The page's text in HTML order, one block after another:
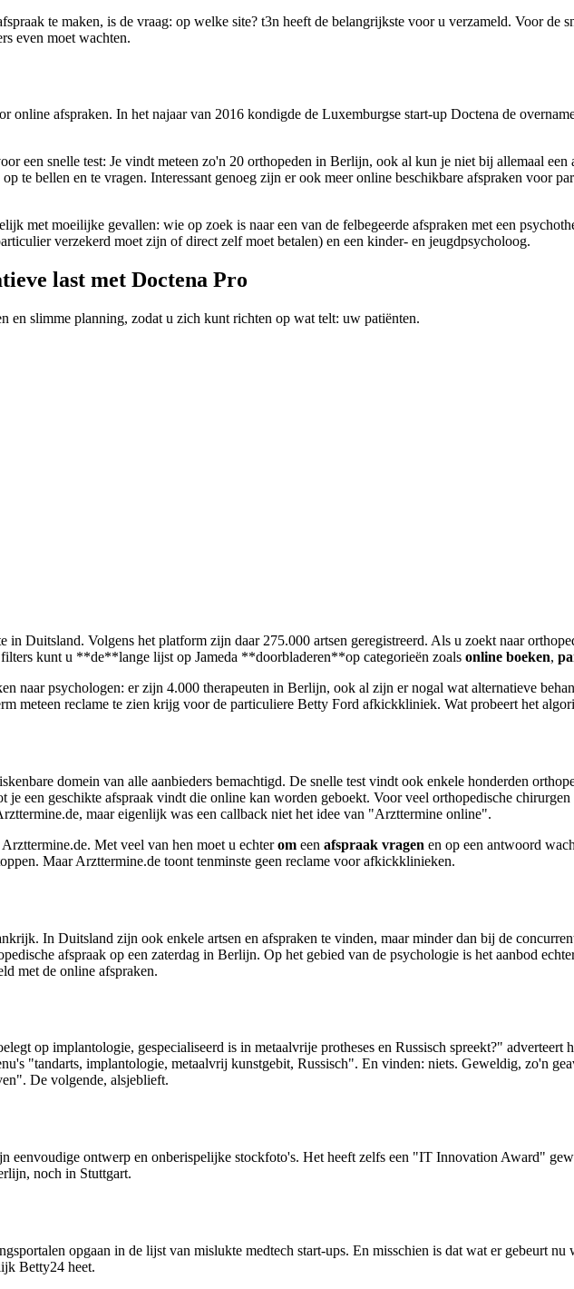
te maken, is de vraag: op welke site? t3n heeft de belangrijkste voor u verzameld. Voor de
even moet wachten.
online afspraken. In het najaar van 2016 kondigde de Luxemburgse start-up Doctena de
een snelle test: Je vindt meteen zo'n 20 orthopeden in Berlijn, ook al kun je niet bij allemaal
te bellen en te vragen. Interessant genoeg zijn er ook meer online beschikbare afspraken voor
met moeilijke gevallen: wie op zoek is naar een van de felbegeerde afspraken met een
verzekerd moet zijn of direct zelf moet betalen) en een kinder- en jeugdpsycholoog.
last met Doctena Pro
en slimme planning, zodat u zich kunt richten op wat telt: uw patiënten.
in Duitsland. Volgens het platform zijn daar 275.000 artsen geregistreerd. Als u zoekt naar
kunt u **de**lange lijst op Jameda **doorbladeren**op categorieën zoals online boeken,
naar psychologen: er zijn 4.000 therapeuten in Berlijn, ook al zijn er nogal wat alternatieve
meteen reclame te zien krijg voor de particuliere Betty Ford afkickkliniek. Wat probeert het
domein van alle aanbieders bemachtigd. De snelle test vindt ook enkele honderden
je een geschikte afspraak vindt die online kan worden geboekt. Voor veel orthopedische
maar eigenlijk was een callback niet het idee van "Arzttermine online".
Met veel van hen moet u echterom een afspraak vragen en op een antwoord
Maar Arzttermine.de toont tenminste geen reclame voor afkickklinieken.
In Duitsland zijn ook enkele artsen en afspraken te vinden, maar minder dan bij de
afspraak op een zaterdag in Berlijn. Op het gebied van de psychologie is het aanbod
met de online afspraken.
op implantologie, gespecialiseerd is in metaalvrije protheses en Russisch spreekt?"
"tandarts, implantologie, metaalvrij kunstgebit, Russisch". En vinden: niets. Geweldig, zo'n
De volgende, alsjeblieft.
eenvoudige ontwerp en onberispelijke stockfoto's. Het heeft zelfs een "IT Innovation Award"
noch in Stuttgart.
opgaan in de lijst van mislukte medtech start-ups. En misschien is dat wat er gebeurt nu
Betty24 heet.